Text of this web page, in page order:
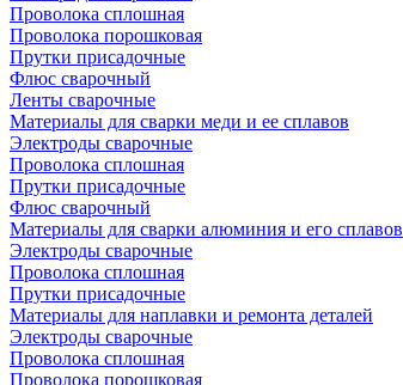
Проволока сплошная
Проволока порошковая
Прутки присадочные
Флюс сварочный
Ленты сварочные
Материалы для сварки меди и ее сплавов
Электроды сварочные
Проволока сплошная
Прутки присадочные
Флюс сварочный
Материалы для сварки алюминия и его сплавов
Электроды сварочные
Проволока сплошная
Прутки присадочные
Материалы для наплавки и ремонта деталей
Электроды сварочные
Проволока сплошная
Проволока порошковая